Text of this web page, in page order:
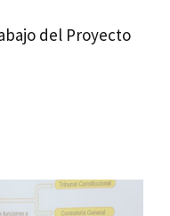
del Proyecto